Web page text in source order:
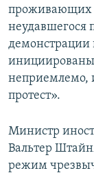
проживающих
неудавшегося
неприемлемо,
протест».
Министр
Вальтер
режим